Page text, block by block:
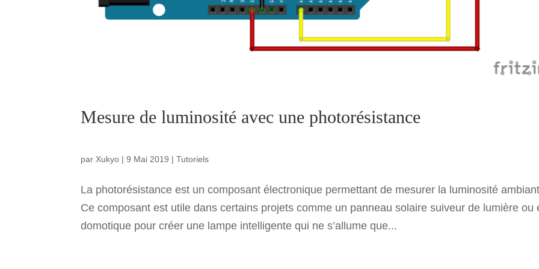
Mesure de luminosité avec une photorésistance
parXukyo |9 Mai 2019 |Tutoriels
La photorésistance est un composant électronique permettant de mesurer la luminosité
Ce composant est utile dans certains projets comme un panneau solaire suiveur de lumière ou
domotique pour créer une lampe intelligente qui ne s’allume que...